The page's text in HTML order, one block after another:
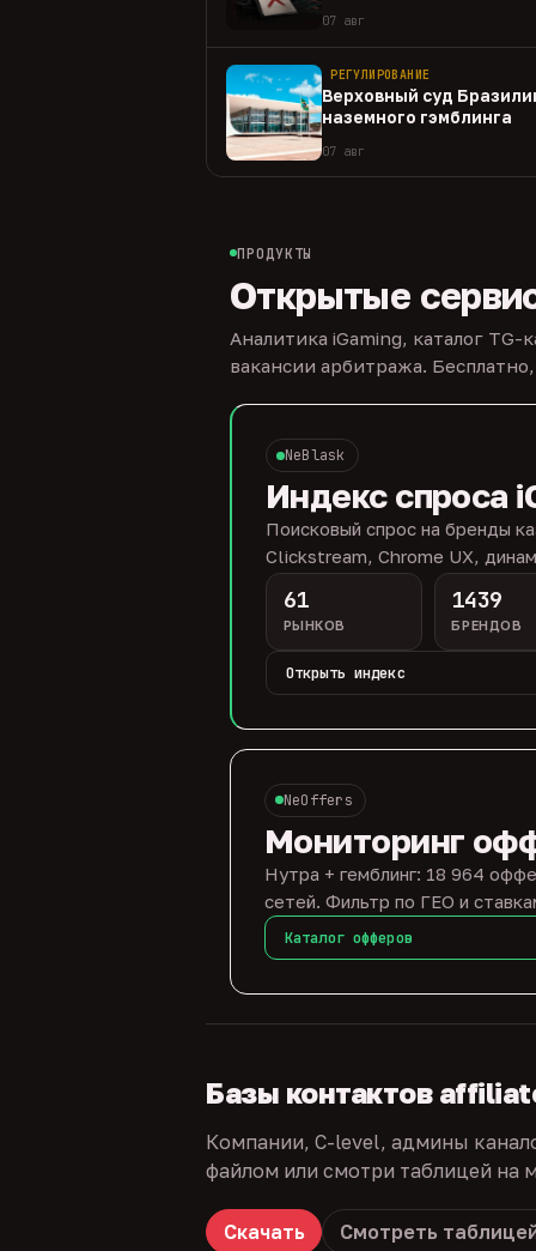
07 авг
РЕГУЛИРОВАНИЕ
Верховный суд
наземного гэмблинга
07 авг
ПРОДУКТЫ
Открытые
Аналитика iGaming, каталог
вакансии арбитража.
NeBlask
Индекс спроса
Поисковый спрос на бренды
Clickstream, Chrome UX,
61
РЫНКОВ
1439
БРЕНДОВ
Открыть индекс
NeOffers
Мониторинг
Нутра + гемблинг: 18 964
сетей. Фильтр по ГЕО и
Каталог офферов
Базы контактов
Компании, C-level, админы
файлом или смотри таблицей на
Скачать Смотреть